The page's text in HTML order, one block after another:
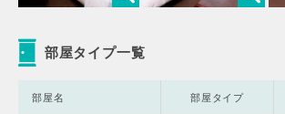
部屋タイプ一覧
部屋名 部屋タイプ